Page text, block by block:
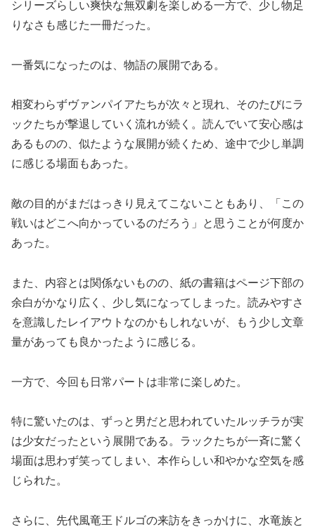
シリーズらしい爽快な無双劇を楽しめる一方で、少し物足
りなさも感じた一冊だった。
一番気になったのは、物語の展開である。
相変わらずヴァンパイアたちが次々と現れ、そのたびにラ
ックたちが撃退していく流れが続く。読んでいて安心感は
あるものの、似たような展開が続くため、途中で少し単調
に感じる場面もあった。
敵の目的がまだはっきり見えてこないこともあり、「この
戦いはどこへ向かっているのだろう」と思うことが何度か
あった。
また、内容とは関係ないものの、紙の書籍はページ下部の
余白がかなり広く、少し気になってしまった。読みやすさ
を意識したレイアウトなのかもしれないが、もう少し文章
量があっても良かったように感じる。
一方で、今回も日常パートは非常に楽しめた。
特に驚いたのは、ずっと男だと思われていたルッチラが実
は少女だったという展開である。ラックたちが一斉に驚く
場面は思わず笑ってしまい、本作らしい和やかな空気を感
じられた。
さらに、先代風竜王ドルゴの来訪をきっかけに、水竜族と